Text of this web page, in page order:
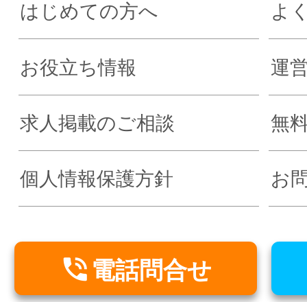
はじめての方へ よ
お役立ち情報 運
求人掲載のご相談 無
個人情報保護方針 お
 電話問合せ